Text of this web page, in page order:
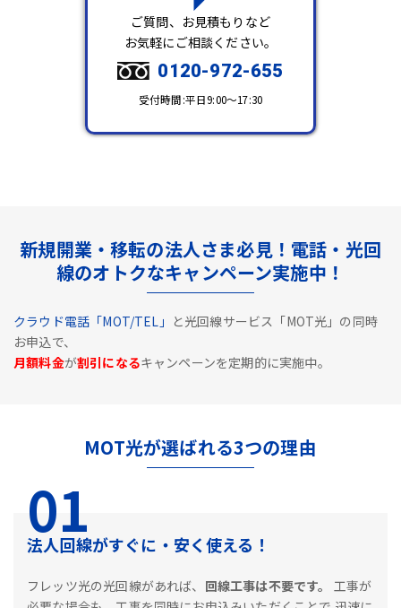
ご質問、お見積もりなど
お気軽にご相談ください。
0120-972-655
受付時間:平日9:00～17:30
新規開業・移転の法人さま必見！電話・光回
線のオトクなキャンペーン実施中！
クラウド電話「MOT/TEL」 と光回線サービス「MOT光」の同時
お申込で、
月額料金が割引になるキャンペーンを定期的に実施中。
MOT光が選ばれる3つの理由
01
法人回線がすぐに・安く使える！
フレッツ光の光回線があれば、 回線工事は不要です。
工事が